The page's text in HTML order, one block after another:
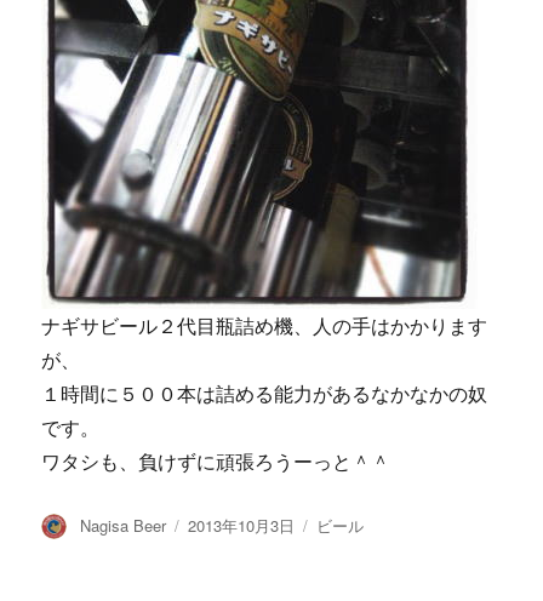
ナギサビール２代目瓶詰め機、人の手はかかります
が、
１時間に５００本は詰める能力があるなかなかの奴
です。
ワタシも、負けずに頑張ろうーっと＾＾
投
Nagisa Beer
投
2013年10月3日
カ
ビール